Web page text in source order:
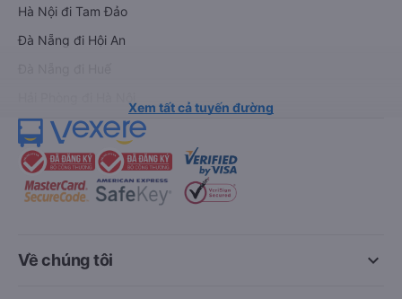
Hà Nội đi Tam Đảo
Đà Nẵng đi Hội An
Xem tất cả tuyến đường
keyboard_arrow_down
Về chúng tôi